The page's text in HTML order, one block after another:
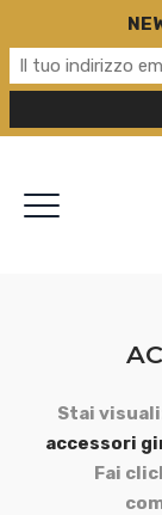
Stai
accessori
Fai